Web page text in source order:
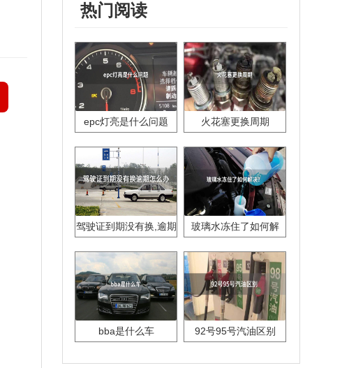
热门阅读
epc灯亮是什么问题 火花塞更换周期
驾驶证到期没有换,逾期
玻璃水冻住了如何解
bba是什么车 92号95号汽油区别